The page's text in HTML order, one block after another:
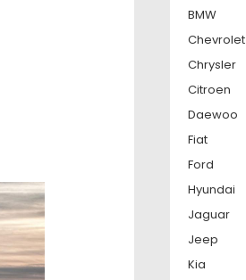
BMW
Chevrolet
Chrysler
Citroen
Daewoo
Fiat
Ford
Hyundai
Jaguar
Jeep
Kia